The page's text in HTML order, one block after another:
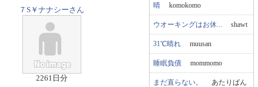
７S￥ナナシーさん
2261日分
晴 komokomo
ウオーキングはお休... shawt
31℃晴れ muusan
睡眠負債 mommomo
まだ直らない。 あたりばん